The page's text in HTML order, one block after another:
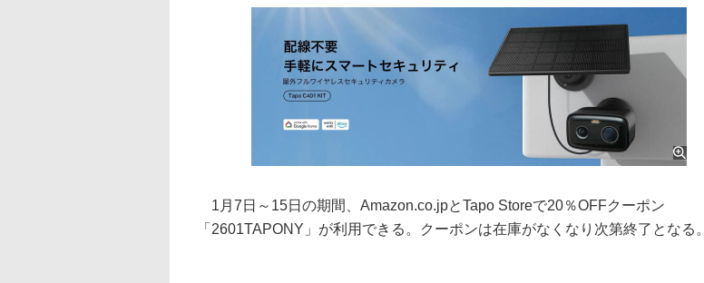
1月7日～15日の期間、Amazon.co.jpとTapo Storeで20％OFFクーポン
「2601TAPONY」が利用できる。クーポンは在庫がなくなり次第終了となる。